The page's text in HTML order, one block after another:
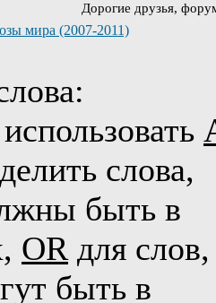
Дорогие друзья,
мира (2007-2011)
слова,
быть в
OR для слов,
быть в